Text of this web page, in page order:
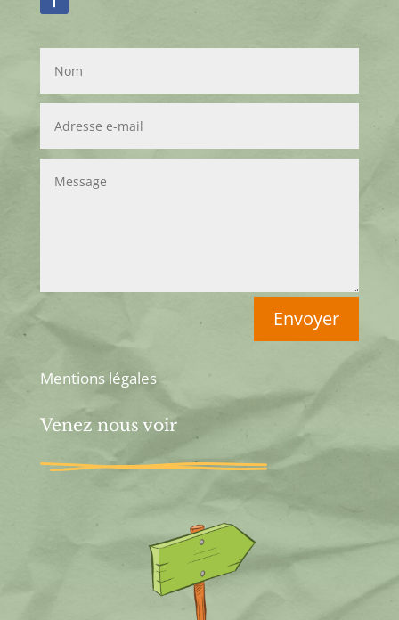
Envoyer
Mentions légales
Venez nous voir